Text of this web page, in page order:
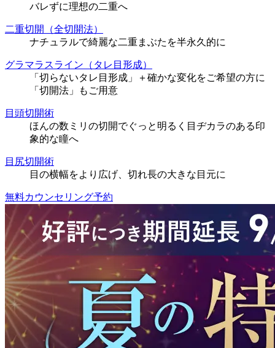
バレずに理想の二重へ
二重切開（全切開法）
ナチュラルで綺麗な二重まぶたを半永久的に
グラマラスライン（タレ目形成）
「切らないタレ目形成」＋確かな変化をご希望の方に
「切開法」もご用意
目頭切開術
ほんの数ミリの切開でぐっと明るく目ヂカラのある印
象的な瞳へ
目尻切開術
目の横幅をより広げ、切れ長の大きな目元に
無料カウンセリング予約